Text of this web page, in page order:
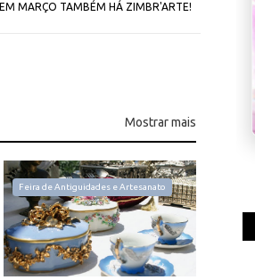
EM MARÇO TAMBÉM HÁ ZIMBR'ARTE!
Mostrar mais
Feira de Antiguidades e Artesanato